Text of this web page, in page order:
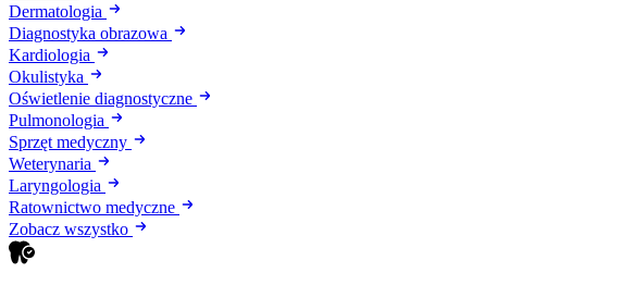
Dermatologia
Diagnostyka obrazowa
Kardiologia
Okulistyka
Oświetlenie diagnostyczne
Pulmonologia
Sprzęt medyczny
Weterynaria
Laryngologia
Ratownictwo medyczne
Zobacz wszystko